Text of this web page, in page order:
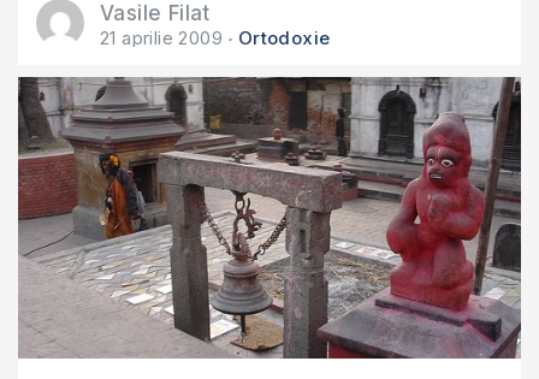
Vasile Filat
21 aprilie 2009 Ortodoxie